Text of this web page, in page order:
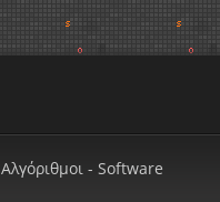
Αλγόριθμοι - Software